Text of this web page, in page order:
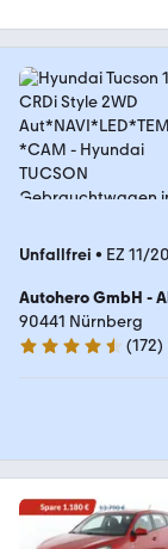
Unfallfrei • EZ 11/
Autohero GmbH -
90441 Nürnberg
4.5 Sterne
(172)